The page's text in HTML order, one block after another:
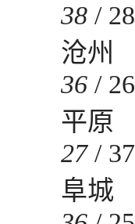
38 /28
沧州
36 /26
平原
27 /37
阜城